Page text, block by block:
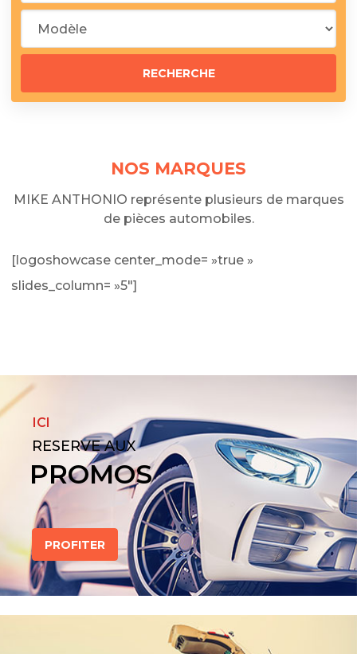
NOS MARQUES
MIKE ANTHONIO représente plusieurs de marques
de pièces automobiles.
[logoshowcase center_mode= »true »
slides_column= »5″]
ICI
RESERVE AUX
PROMOS
PROFITER